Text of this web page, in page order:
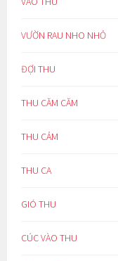
VƯỜN RAU NHO NHỎ
ĐỢI THU
THU CĂM CĂM
THU CẢM
THU CA
GIÓ THU
CÚC VÀO THU